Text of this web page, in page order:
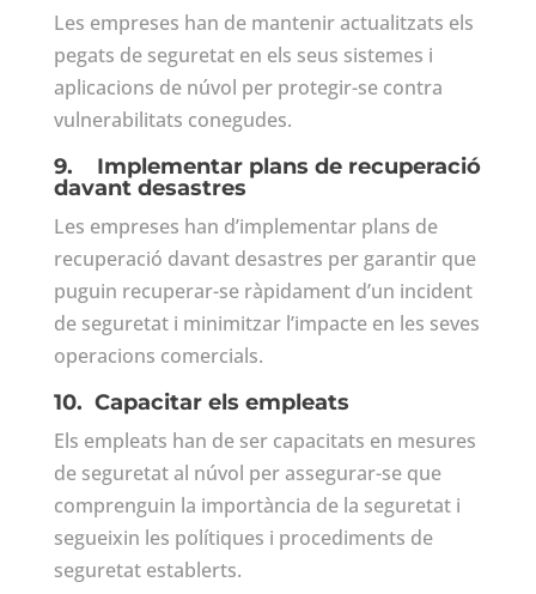
Les empreses han de mantenir actualitzats els
pegats de seguretat en els seus sistemes i
aplicacions de núvol per protegir-se contra
vulnerabilitats conegudes.
9. Implementar plans de recuperació
davant desastres
Les empreses han d’implementar plans de
recuperació davant desastres per garantir que
puguin recuperar-se ràpidament d’un incident
de seguretat i minimitzar l’impacte en les seves
operacions comercials.
10. Capacitar els empleats
Els empleats han de ser capacitats en mesures
de seguretat al núvol per assegurar-se que
comprenguin la importància de la seguretat i
segueixin les polítiques i procediments de
seguretat establerts.